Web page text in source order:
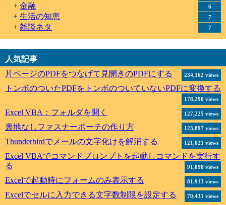
金融 6
生活の知恵 7
雑談ネタ 7
人気記事
片ページのPDFをつなげて見開きのPDFにする
234,162 views
トンボのついたPDFをトンボのついていないPDFに変換する
178,290 views
Excel VBA：フォルダを開く 127,225 views
裏地なしファスナーポーチの作り方 123,897 views
Thunderbirdでメールの文字化けを解消する 121,021 views
Excel VBAでコマンドプロンプトを起動しコマンドを実行す
る
91,098 views
Excelで起動時にフォームのみ表示する 81,913 views
Excelでセルに入力できる文字数制限を設定する 70,431 views